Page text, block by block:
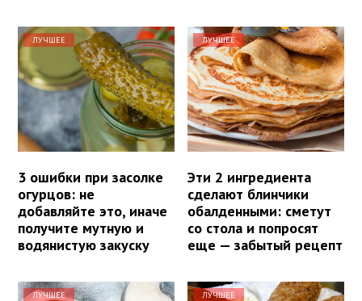
ЛУЧШЕЕ
3 ошибки при засолке
огурцов: не
добавляйте это, иначе
получите мутную и
водянистую закуску
ЛУЧШЕЕ
Эти 2 ингредиента
сделают блинчики
обалденными: сметут
со стола и попросят
еще — забытый рецепт
ЛУЧШЕЕ ЛУЧШЕЕ